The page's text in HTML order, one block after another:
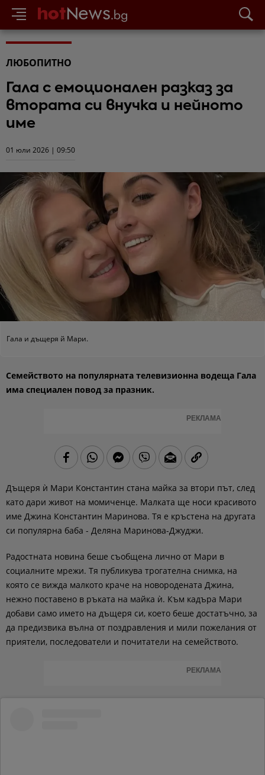
ЛЮБОПИТНО
Гала с емоционален разказ за
втората си внучка и нейното
име
01 юли 2026 | 09:50
Гала и дъщеря й Мари.
Семейството на популярната телевизионна водеща Гала
има специален повод за празник.
РЕКЛАМА
Дъщеря ѝ Мари Константин стана майка за втори път, след
като дари живот на момиченце. Малката ще носи красивото
име Джина Константин Маринова. Тя е кръстена на другата
си популярна баба - Деляна Маринова-Джуджи.
Радостната новина беше съобщена лично от Мари в
социалните мрежи. Тя публикува трогателна снимка, на
която се вижда малкото краче на новородената Джина,
нежно поставено в ръката на майка ѝ. Към кадъра Мари
добави само името на дъщеря си, което беше достатъчно, за
да предизвика вълна от поздравления и мили пожелания от
приятели, последователи и почитатели на семейството.
РЕКЛАМА